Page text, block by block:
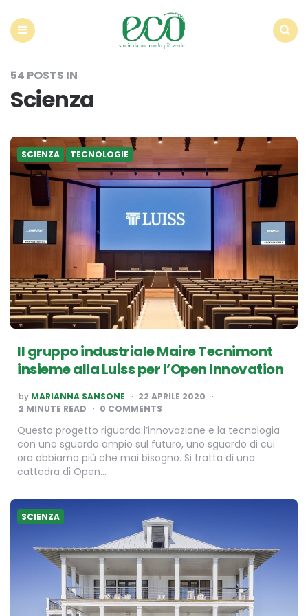
54 POSTS IN
Scienza
SCIENZA TECNOLOGIE
Il gruppo industriale Maire Tecnimont
insieme alla Luiss per l’Open Innovation
POSTED
BY
by MARIANNA SANSONE
22 APRILE 2020
2 MINUTE READ 0 COMMENTS
​Questo progetto riguarda l’innovazione e la tecnologia
con uno sguardo ampio sul futuro, uno sguardo di cui
ora abbiamo più che mai bisogno. Si tratta di una
cattedra di Open…
SCIENZA